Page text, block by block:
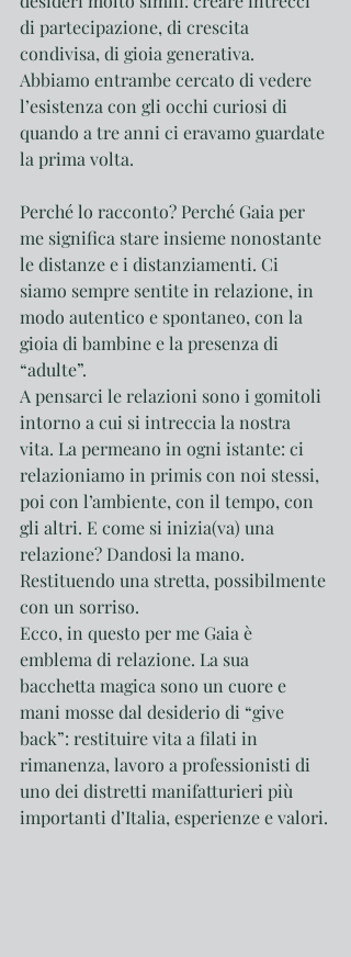
di partecipazione, di crescita
condivisa, di gioia generativa.
Abbiamo entrambe cercato di vedere
l’esistenza con gli occhi curiosi di
quando a tre anni ci eravamo guardate
la prima volta.
Perché lo racconto? Perché Gaia per
me significa stare insieme nonostante
le distanze e i distanziamenti. Ci
siamo sempre sentite in relazione, in
modo autentico e spontaneo, con la
gioia di bambine e la presenza di
“adulte”.
A pensarci le relazioni sono i gomitoli
intorno a cui si intreccia la nostra
vita. La permeano in ogni istante: ci
relazioniamo in primis con noi stessi,
poi con l’ambiente, con il tempo, con
gli altri. E come si inizia(va) una
relazione? Dandosi la mano.
Restituendo una stretta, possibilmente
con un sorriso.
Ecco, in questo per me Gaia è
emblema di relazione. La sua
bacchetta magica sono un cuore e
mani mosse dal desiderio di “give
back”: restituire vita a filati in
rimanenza, lavoro a professionisti di
uno dei distretti manifatturieri più
importanti d’Italia, esperienze e valori.